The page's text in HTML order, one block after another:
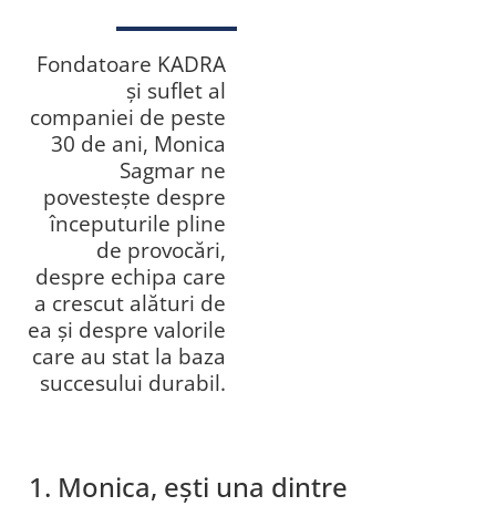
Fondatoare KADRA
și suflet al
companiei de peste
30 de ani, Monica
Sagmar ne
povestește despre
începuturile pline
de provocări,
despre echipa care
a crescut alături de
ea și despre valorile
care au stat la baza
succesului durabil.
1. Monica, ești una dintre